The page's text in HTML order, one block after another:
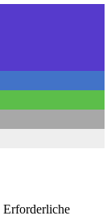
Erforderliche